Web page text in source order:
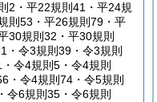
2・平22規則41・平24規
則53・平26規則79・平
30規則32・平30規則
・令3規則39・令3規則
令4規則5・令4規則
・令4規則74・令5規則
令6規則35・令6規則